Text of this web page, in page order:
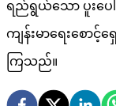
ရည်ရွယ်သော ပူးပ
ကျန်းမာရေးစောင့်
ကြသည်။